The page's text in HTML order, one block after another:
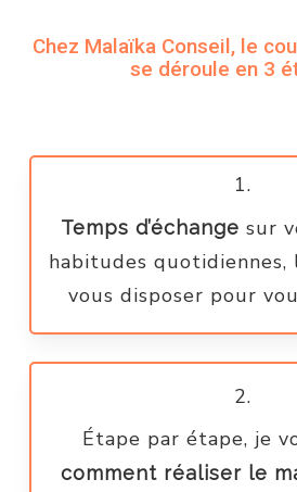
Chez Malaïka Conseil, le
se déroule en 3
1.
Temps d’échange sur
habitudes
vous disposer pour
2.
Étape par étape, je
comment réaliser le